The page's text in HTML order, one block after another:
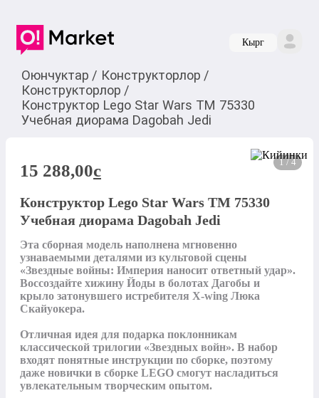
Кырг
Оюнчуктар / Конструкторлор /
Конструкторлор /
Конструктор Lego Star Wars TM 75330
Учебная диорама Dagobah Jedi
1 / 4
15 288,00c
Конструктор Lego Star Wars TM 75330
Учебная диорама Dagobah Jedi
Эта сборная модель наполнена мгновенно
узнаваемыми деталями из культовой сцены
«Звездные войны: Империя наносит ответный удар».
Воссоздайте хижину Йоды в болотах Дагобы и
крыло затонувшего истребителя X-wing Люка
Скайуокера.
Отличная идея для подарка поклонникам
классической трилогии «Звездных войн». В набор
входят понятные инструкции по сборке, поэтому
даже новички в сборке LEGO смогут насладиться
увлекательным творческим опытом.